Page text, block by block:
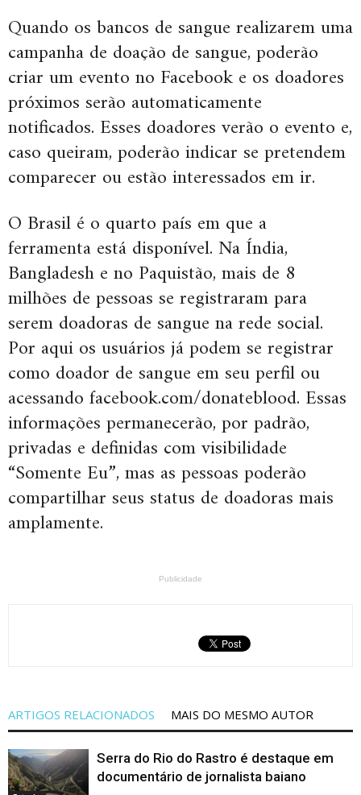
Quando os bancos de sangue realizarem uma
campanha de doação de sangue, poderão
criar um evento no Facebook e os doadores
próximos serão automaticamente
notificados. Esses doadores verão o evento e,
caso queiram, poderão indicar se pretendem
comparecer ou estão interessados em ir.
O Brasil é o quarto país em que a
ferramenta está disponível. Na Índia,
Bangladesh e no Paquistão, mais de 8
milhões de pessoas se registraram para
serem doadoras de sangue na rede social.
Por aqui os usuários já podem se registrar
como doador de sangue em seu perfil ou
acessando facebook.com/donateblood. Essas
informações permanecerão, por padrão,
privadas e definidas com visibilidade
“Somente Eu”, mas as pessoas poderão
compartilhar seus status de doadoras mais
amplamente.
Publicidade
ARTIGOS RELACIONADOS MAIS DO MESMO AUTOR
Serra do Rio do Rastro é destaque em
documentário de jornalista baiano